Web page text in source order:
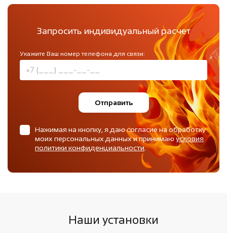
Запросить индивидуальный расчет
Укажите Ваш номер телефона для связи:
Отправить
Нажимая на кнопку, я даю согласие на обработку
моих персональных данных и принимаюусловия
политики конфиденциальности.
Наши установки